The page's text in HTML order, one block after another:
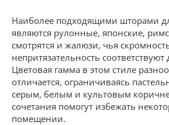
Наиболее подходящими шторами
являются рулонные, японские,
смотрятся и жалюзи, чья
непритязательность соответствуют
Цветовая гамма в этом стиле
отличается, ограничиваясь
серым, белым и культовым
сочетания помогут избежать
помещении.